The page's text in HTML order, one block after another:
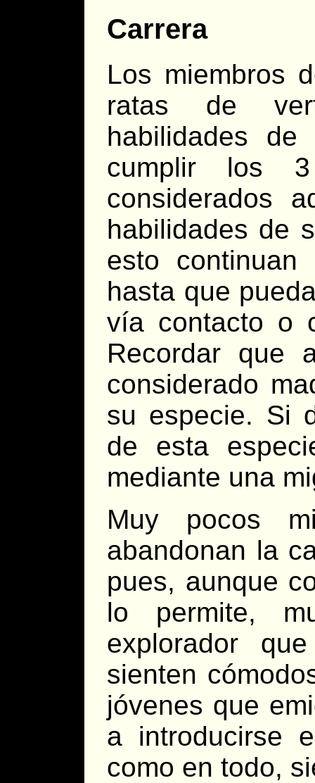
Carrera
Los miembros
ratas de
habilidades
cumplir los
considerados
habilidades de
esto continuan
hasta que
vía contacto o
Recordar que
considerado
su especie. Si
de esta
mediante una
Muy pocos
abandonan la
pues, aunque
lo permite,
explorador
sienten
jóvenes que
a introducirse
como en todo,